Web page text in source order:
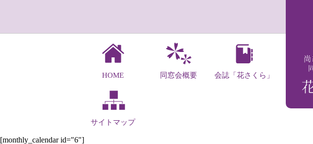
HOME 同窓会概要 会誌「花さくら」
サイトマップ
[monthly_calendar id="6"]